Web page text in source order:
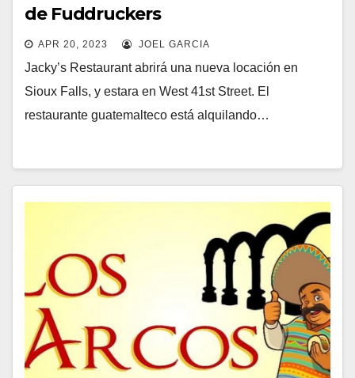
de Fuddruckers
APR 20, 2023 JOEL GARCIA
Jacky’s Restaurant abrirá una nueva locación en
Sioux Falls, y estara en West 41st Street. El
restaurante guatemalteco está alquilando…